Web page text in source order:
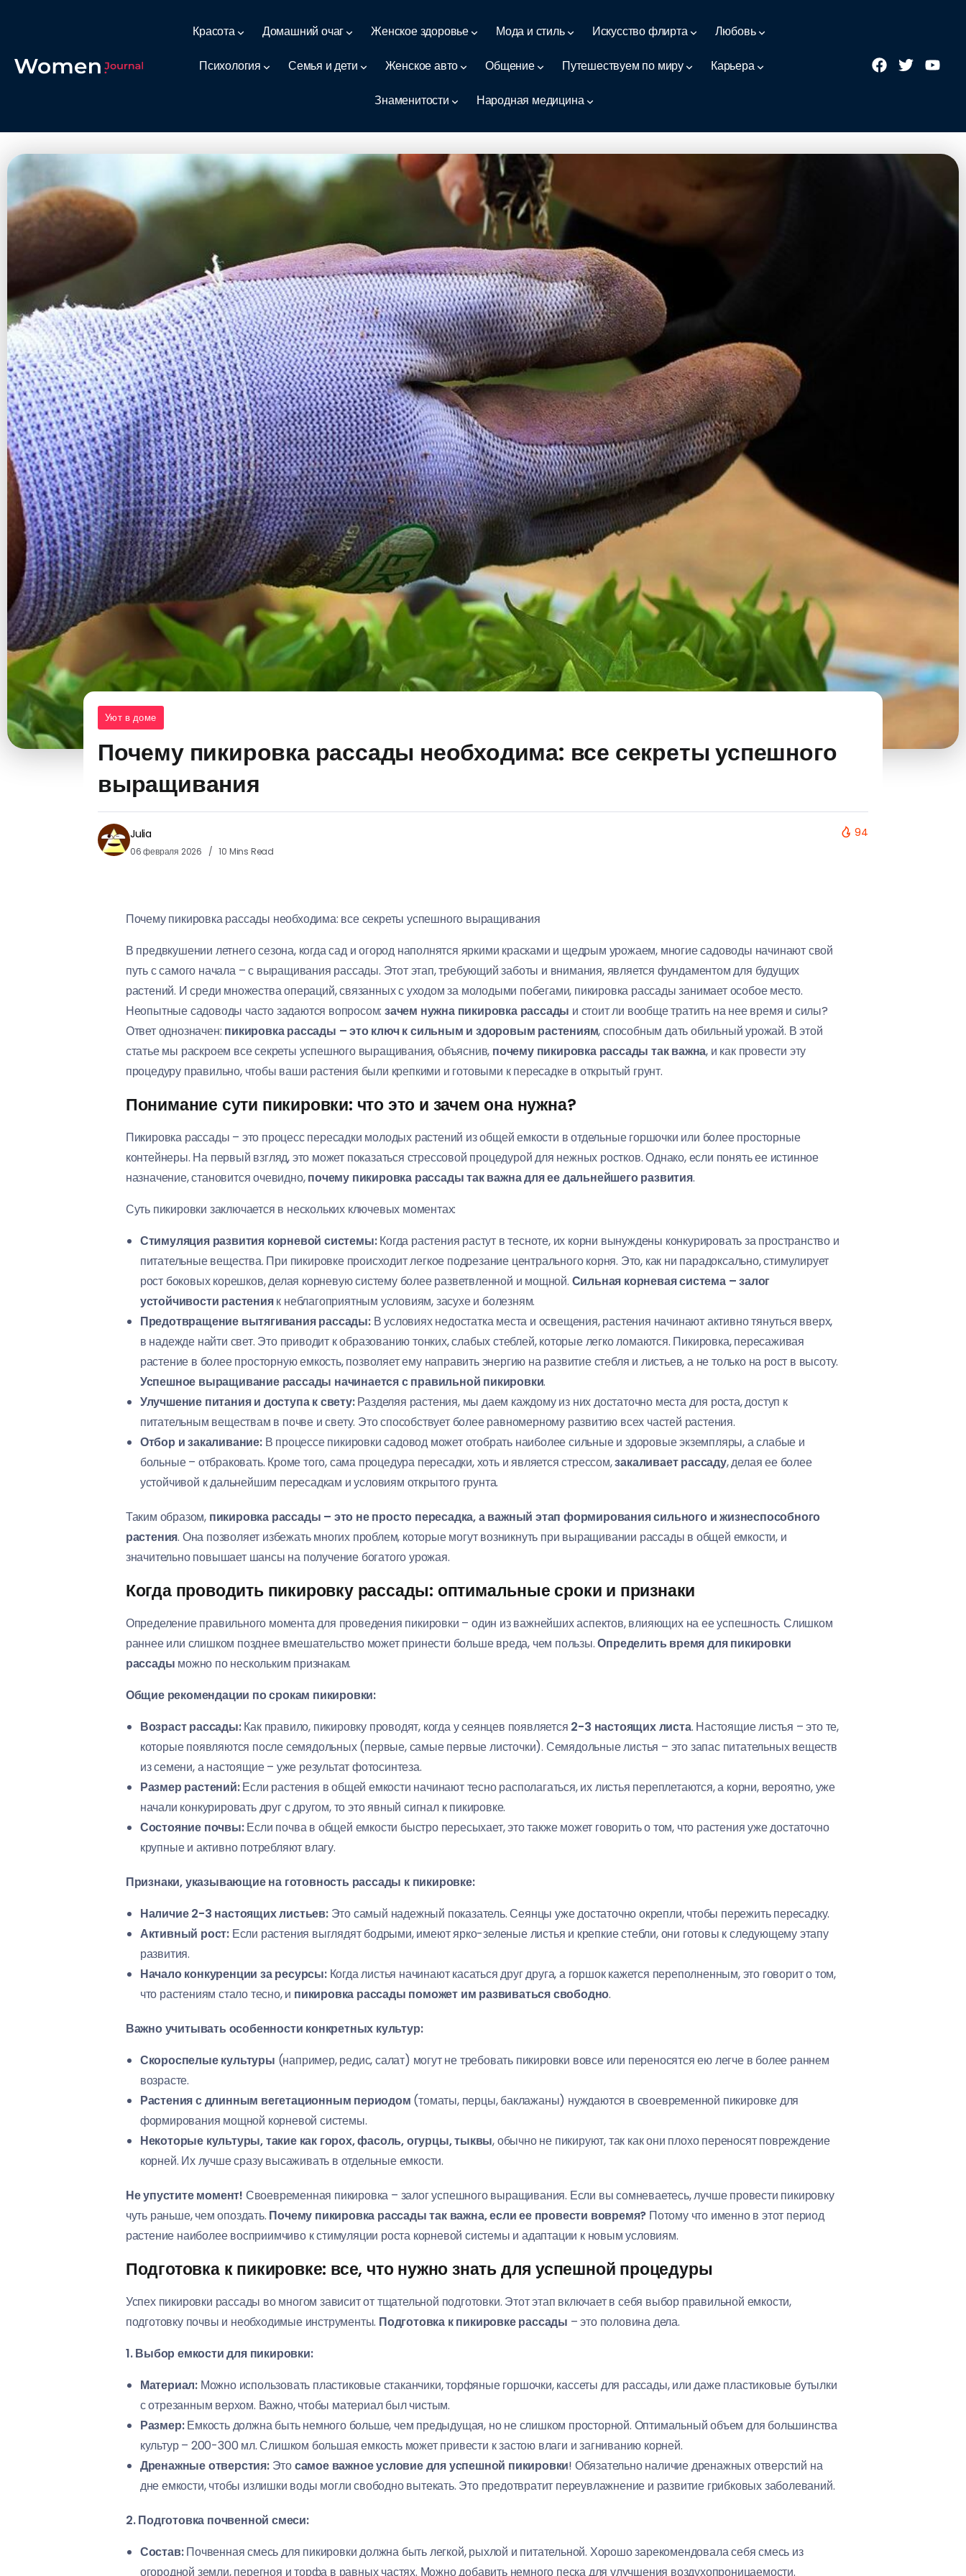
Красота Домашний очаг Женское здоровье Мода и стиль Искусство флирта Любовь
Психология Семья и дети Женское авто Общение Путешествуем по миру Карьера
Знаменитости Народная медицина
Уют в доме
Почему пикировка рассады необходима: все секреты успешного
выращивания
Julia
06 февраля 2026 10 Mins Read
94
Почему пикировка рассады необходима: все секреты успешного выращивания
В предвкушении летнего сезона, когда сад и огород наполнятся яркими красками и щедрым урожаем, многие садоводы начинают свой
путь с самого начала – с выращивания рассады. Этот этап, требующий заботы и внимания, является фундаментом для будущих
растений. И среди множества операций, связанных с уходом за молодыми побегами, пикировка рассады занимает особое место.
Неопытные садоводы часто задаются вопросом: зачем нужна пикировка рассады и стоит ли вообще тратить на нее время и силы?
Ответ однозначен: пикировка рассады – это ключ к сильным и здоровым растениям, способным дать обильный урожай. В этой
статье мы раскроем все секреты успешного выращивания, объяснив, почему пикировка рассады так важна, и как провести эту
процедуру правильно, чтобы ваши растения были крепкими и готовыми к пересадке в открытый грунт.
Понимание сути пикировки: что это и зачем она нужна?
Пикировка рассады – это процесс пересадки молодых растений из общей емкости в отдельные горшочки или более просторные
контейнеры. На первый взгляд, это может показаться стрессовой процедурой для нежных ростков. Однако, если понять ее истинное
назначение, становится очевидно,почему пикировка рассады так важна для ее дальнейшего развития.
Суть пикировки заключается в нескольких ключевых моментах:
Стимуляция развития корневой системы:Когда растения растут в тесноте, их корни вынуждены конкурировать за пространство и
питательные вещества. При пикировке происходит легкое подрезание центрального корня. Это, как ни парадоксально, стимулирует
рост боковых корешков, делая корневую систему более разветвленной и мощной. Сильная корневая система – залог
устойчивости растенияк неблагоприятным условиям, засухе и болезням.
Предотвращение вытягивания рассады:В условиях недостатка места и освещения, растения начинают активно тянуться вверх,
в надежде найти свет. Это приводит к образованию тонких, слабых стеблей, которые легко ломаются. Пикировка, пересаживая
растение в более просторную емкость, позволяет ему направить энергию на развитие стебля и листьев, а не только на рост в высоту.
Успешное выращивание рассады начинается с правильной пикировки.
Улучшение питания и доступа к свету:Разделяя растения, мы даем каждому из них достаточно места для роста, доступ к
питательным веществам в почве и свету. Это способствует более равномерному развитию всех частей растения.
Отбор и закаливание:В процессе пикировки садовод может отобрать наиболее сильные и здоровые экземпляры, а слабые и
больные – отбраковать. Кроме того, сама процедура пересадки, хоть и является стрессом,закаливает рассаду, делая ее более
устойчивой к дальнейшим пересадкам и условиям открытого грунта.
Таким образом, пикировка рассады – это не просто пересадка, а важный этап формирования сильного и жизнеспособного
растения. Она позволяет избежать многих проблем, которые могут возникнуть при выращивании рассады в общей емкости, и
значительно повышает шансы на получение богатого урожая.
Когда проводить пикировку рассады: оптимальные сроки и признаки
Определение правильного момента для проведения пикировки – один из важнейших аспектов, влияющих на ее успешность. Слишком
раннее или слишком позднее вмешательство может принести больше вреда, чем пользы.Определить время для пикировки
рассады можно по нескольким признакам.
Общие рекомендации по срокам пикировки:
Возраст рассады:Как правило, пикировку проводят, когда у сеянцев появляется 2-3 настоящих листа. Настоящие листья – это те,
которые появляются после семядольных (первые, самые первые листочки). Семядольные листья – это запас питательных веществ
из семени, а настоящие – уже результат фотосинтеза.
Размер растений:Если растения в общей емкости начинают тесно располагаться, их листья переплетаются, а корни, вероятно, уже
начали конкурировать друг с другом, то это явный сигнал к пикировке.
Состояние почвы:Если почва в общей емкости быстро пересыхает, это также может говорить о том, что растения уже достаточно
крупные и активно потребляют влагу.
Признаки, указывающие на готовность рассады к пикировке:
Наличие 2-3 настоящих листьев:Это самый надежный показатель. Сеянцы уже достаточно окрепли, чтобы пережить пересадку.
Активный рост:Если растения выглядят бодрыми, имеют ярко-зеленые листья и крепкие стебли, они готовы к следующему этапу
развития.
Начало конкуренции за ресурсы:Когда листья начинают касаться друг друга, а горшок кажется переполненным, это говорит о том,
что растениям стало тесно, и пикировка рассады поможет им развиваться свободно.
Важно учитывать особенности конкретных культур:
Скороспелые культуры (например, редис, салат) могут не требовать пикировки вовсе или переносятся ею легче в более раннем
возрасте.
Растения с длинным вегетационным периодом (томаты, перцы, баклажаны) нуждаются в своевременной пикировке для
формирования мощной корневой системы.
Некоторые культуры, такие как горох, фасоль, огурцы, тыквы, обычно не пикируют, так как они плохо переносят повреждение
корней. Их лучше сразу высаживать в отдельные емкости.
Не упустите момент! Своевременная пикировка – залог успешного выращивания. Если вы сомневаетесь, лучше провести пикировку
чуть раньше, чем опоздать. Почему пикировка рассады так важна, если ее провести вовремя? Потому что именно в этот период
растение наиболее восприимчиво к стимуляции роста корневой системы и адаптации к новым условиям.
Подготовка к пикировке: все, что нужно знать для успешной процедуры
Успех пикировки рассады во многом зависит от тщательной подготовки. Этот этап включает в себя выбор правильной емкости,
подготовку почвы и необходимые инструменты. Подготовка к пикировке рассады – это половина дела.
1. Выбор емкости для пикировки:
Материал:Можно использовать пластиковые стаканчики, торфяные горшочки, кассеты для рассады, или даже пластиковые бутылки
с отрезанным верхом. Важно, чтобы материал был чистым.
Размер:Емкость должна быть немного больше, чем предыдущая, но не слишком просторной. Оптимальный объем для большинства
культур – 200-300 мл. Слишком большая емкость может привести к застою влаги и загниванию корней.
Дренажные отверстия:Этосамое важное условие для успешной пикировки! Обязательно наличие дренажных отверстий на
дне емкости, чтобы излишки воды могли свободно вытекать. Это предотвратит переувлажнение и развитие грибковых заболеваний.
2. Подготовка почвенной смеси:
Состав:Почвенная смесь для пикировки должна быть легкой, рыхлой и питательной. Хорошо зарекомендовала себя смесь из
огородной земли, перегноя и торфа в равных частях. Можно добавить немного песка для улучшения воздухопроницаемости.